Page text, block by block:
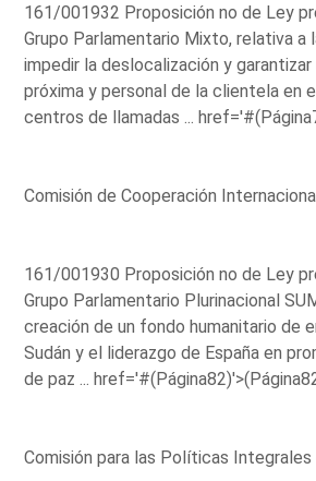
161/001932 Proposición no de Ley
Grupo Parlamentario Mixto, relativa a
impedir la deslocalización y garantizar
próxima y personal de la clientela en
centros de llamadas ...
Comisión de Cooperación
161/001930 Proposición no de Ley
Grupo Parlamentario Plurinacional
creación de un fondo humanitario de
Sudán y el liderazgo de España en
de paz ...
Comisión para las Políticas